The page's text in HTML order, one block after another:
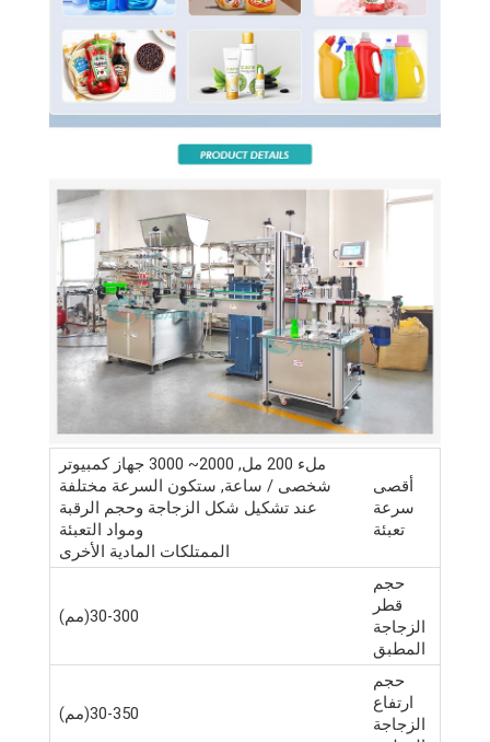
أقصى
سرعة
تعبئة
ملء 200 مل, 2000~ 3000 جهاز كمبيوتر
شخصى / ساعة, ستكون السرعة مختلفة
عند تشكيل شكل الزجاجة وحجم الرقبة
ومواد التعبئة
الممتلكات المادية الأخرى
حجم
قطر
الزجاجة
المطبق
30-300(مم)
حجم
ارتفاع
الزجاجة
30-350(مم)